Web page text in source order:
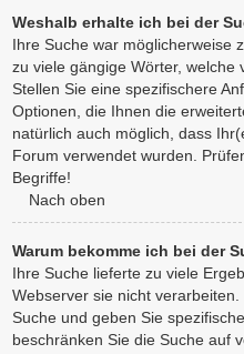
Weshalb erhalte ich bei der
Ihre Suche war möglicherweise
zu viele gängige Wörter, welche
Stellen Sie eine spezifischere
Optionen, die Ihnen die
natürlich auch möglich, dass
Forum verwendet wurden.
Begriffe!
Nach oben
Warum bekomme ich bei der
Ihre Suche lieferte zu viele
Webserver sie nicht
Suche und geben Sie
beschränken Sie die Suche auf